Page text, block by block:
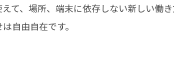
て、場所、端末に依存しない新しい働
自由自在です。